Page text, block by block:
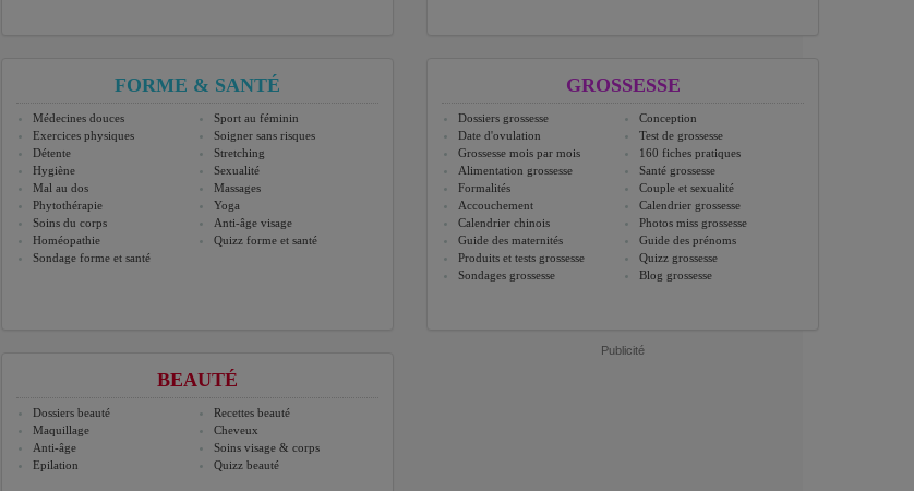
FORME & SANTÉ
Médecines douces
Sport au féminin
Exercices physiques
Soigner sans risques
Détente
Stretching
Hygiène
Sexualité
Mal au dos
Massages
Phytothérapie
Yoga
Soins du corps
Anti-âge visage
Homéopathie
Quizz forme et santé
Sondage forme et santé
GROSSESSE
Dossiers grossesse
Conception
Date d'ovulation
Test de grossesse
Grossesse mois par mois
160 fiches pratiques
Alimentation grossesse
Santé grossesse
Formalités
Couple et sexualité
Accouchement
Calendrier grossesse
Calendrier chinois
Photos miss grossesse
Guide des maternités
Guide des prénoms
Produits et tests grossesse
Quizz grossesse
Sondages grossesse
Blog grossesse
BEAUTÉ
Dossiers beauté
Recettes beauté
Maquillage
Cheveux
Anti-âge
Soins visage & corps
Epilation
Quizz beauté
Publicité